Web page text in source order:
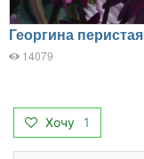
Георгина перистая
14079
Хочу 1